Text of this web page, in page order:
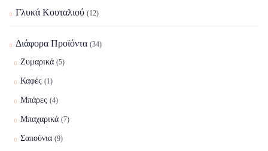
Γλυκά Κουταλιού (12)
Διάφορα Προϊόντα (34)
Ζυμαρικά (5)
Καφές (1)
Μπάρες (4)
Μπαχαρικά (7)
Σαπούνια (9)